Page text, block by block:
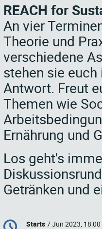
REACH for
An vier
Theorie und
verschiedene
stehen sie euch
Antwort. Freut
Themen wie
Ernährung und
Los geht's
Getränken und
Conference
Starts7 Jun 2023, 18:00